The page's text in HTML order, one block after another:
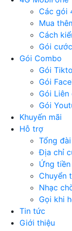
Các gói
Mua
Cách
Gói
Gói Combo
Gói
Gói
Gói Liên
Gói
Khuyến mãi
Hỗ trợ
Tổng
Địa chỉ
Ứng
Chuyển
Nhạc
Gọi khi
Tin tức
Giới thiệu